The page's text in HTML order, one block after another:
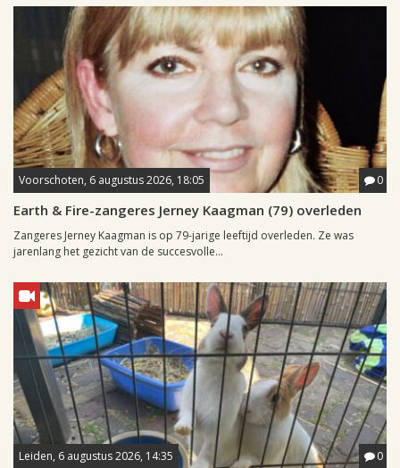
Voorschoten, 6 augustus 2026, 18:05 0
Earth & Fire-zangeres Jerney Kaagman (79) overleden
Zangeres Jerney Kaagman is op 79-jarige leeftijd overleden. Ze was
jarenlang het gezicht van de succesvolle...
Leiden, 6 augustus 2026, 14:35 0